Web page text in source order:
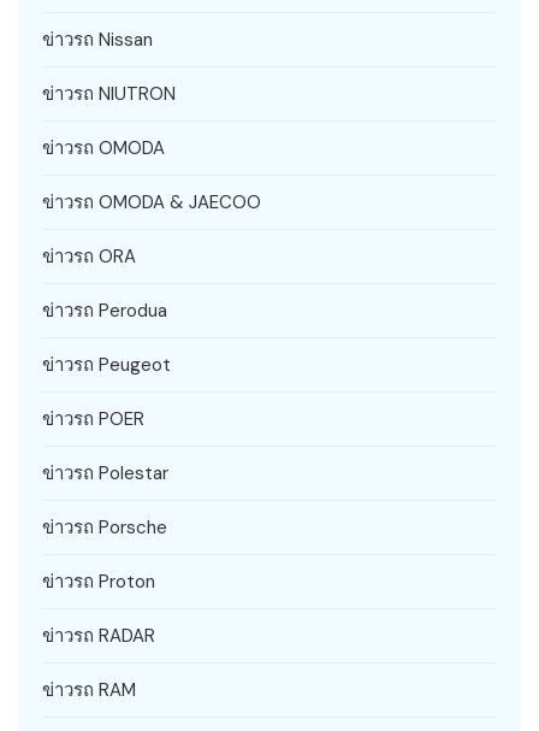
ข่าวรถ Nissan
ข่าวรถ NIUTRON
ข่าวรถ OMODA
ข่าวรถ OMODA & JAECOO
ข่าวรถ ORA
ข่าวรถ Perodua
ข่าวรถ Peugeot
ข่าวรถ POER
ข่าวรถ Polestar
ข่าวรถ Porsche
ข่าวรถ Proton
ข่าวรถ RADAR
ข่าวรถ RAM